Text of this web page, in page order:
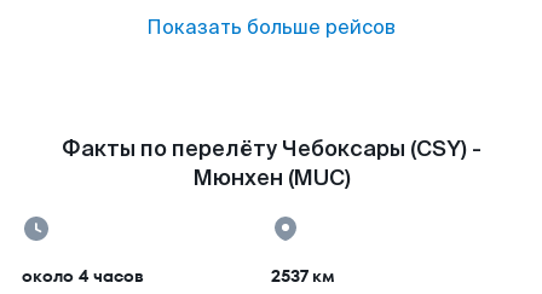
Показать больше рейсов
Факты по перелёту Чебоксары (CSY) -
Мюнхен (MUC)
около 4 часов 2537 км